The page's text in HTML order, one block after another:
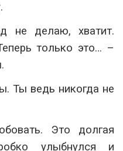
не делаю, хватит.
только это… –
Ты ведь никогда не
Это долгая
улыбнулся и